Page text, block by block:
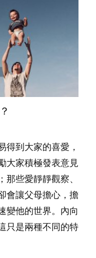
得到大家的喜愛，
大家積極發表意見
那些愛靜靜觀察、
會讓父母擔心，擔
變他的世界。內向
只是兩種不同的特
徑
愛的人結婚，就自
發現事情不如你所
的簡單，卻也不
識婚姻的真相！...
母如何關顧自
應對功課測驗，還
理家中雜項要
要做。可惜，有
關注自己的情緒
孕開始到孩子呱呱
題～這裡一次過集
。 這段路讓我們
好，有人卻說一時
淆，到底誰是誰
言學習的迷思～...